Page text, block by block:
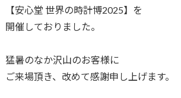
【安心堂 世界の時計博2025】を
開催しておりました。
猛暑のなか沢山のお客様に
ご来場頂き、改めて感謝申し上げます。